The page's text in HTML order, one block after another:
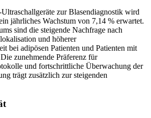
zur Blasendiagnostik wird
jährliches Wachstum von 7,14 % erwartet.
sind die steigende Nachfrage nach
und höherer
bei adipösen Patienten und Patienten mit
zunehmende Präferenz für
und fortschrittliche Überwachung der
trägt zusätzlich zur steigenden